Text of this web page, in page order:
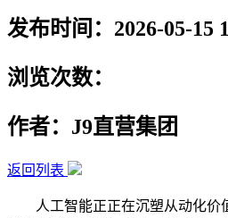
发布时间：2026-05-15
浏览次数：
作者：J9直营集团
返回列表
人工智能正正在沉塑从动化价